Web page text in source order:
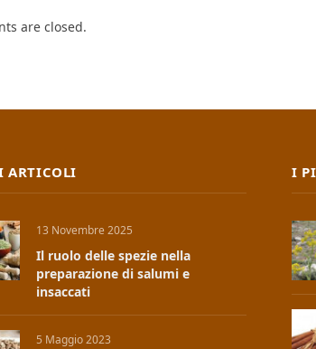
are closed.
ARTICOLI
13 Novembre 2025
Il ruolo delle spezie nella
preparazione di salumi e
insaccati
5 Maggio 2023
I